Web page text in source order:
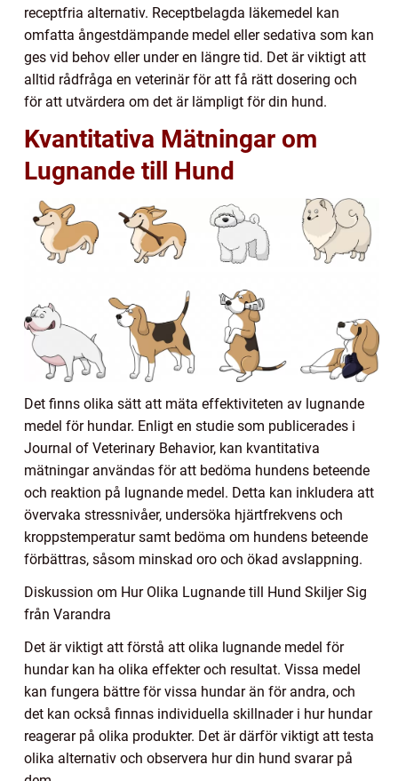
receptfria alternativ. Receptbelagda läkemedel kan
omfatta ångestdämpande medel eller sedativa som kan
ges vid behov eller under en längre tid. Det är viktigt att
alltid rådfråga en veterinär för att få rätt dosering och
för att utvärdera om det är lämpligt för din hund.
Kvantitativa Mätningar om
Lugnande till Hund
Det finns olika sätt att mäta effektiviteten av lugnande
medel för hundar. Enligt en studie som publicerades i
Journal of Veterinary Behavior, kan kvantitativa
mätningar användas för att bedöma hundens beteende
och reaktion på lugnande medel. Detta kan inkludera att
övervaka stressnivåer, undersöka hjärtfrekvens och
kroppstemperatur samt bedöma om hundens beteende
förbättras, såsom minskad oro och ökad avslappning.
Diskussion om Hur Olika Lugnande till Hund Skiljer Sig
från Varandra
Det är viktigt att förstå att olika lugnande medel för
hundar kan ha olika effekter och resultat. Vissa medel
kan fungera bättre för vissa hundar än för andra, och
det kan också finnas individuella skillnader i hur hundar
reagerar på olika produkter. Det är därför viktigt att testa
olika alternativ och observera hur din hund svarar på